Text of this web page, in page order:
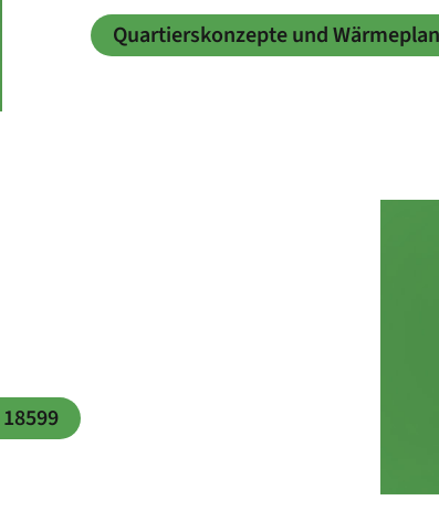
Quartierskonzepte und